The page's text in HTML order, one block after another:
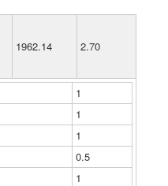
1962.14 2.70
1
1
1
0.5
1